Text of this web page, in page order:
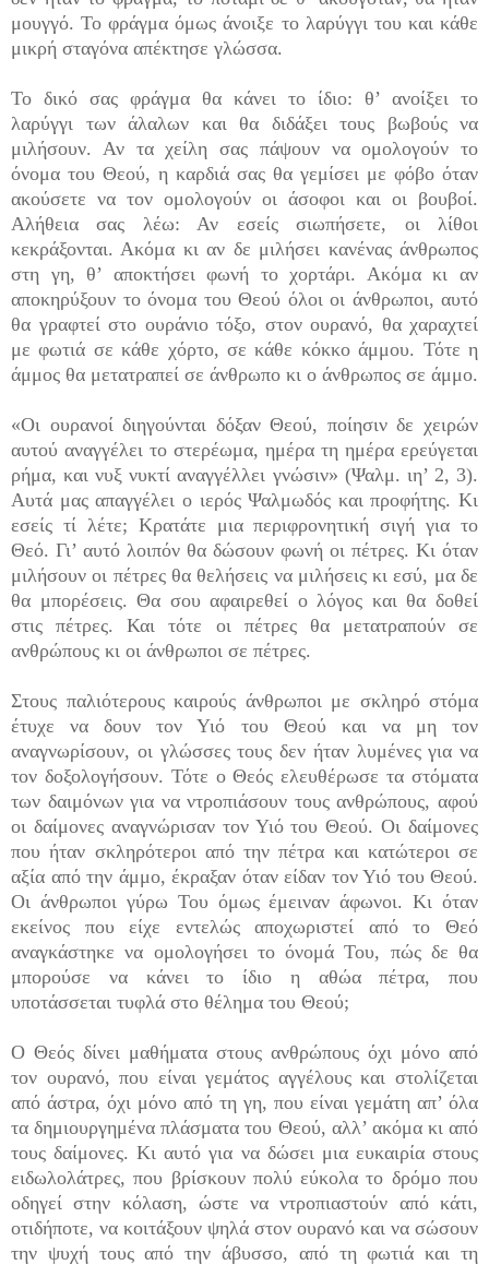
μουγγό. Το φράγμα όμως άνοιξε το λαρύγγι του και κάθε
μικρή σταγόνα απέκτησε γλώσσα.
Το δικό σας φράγμα θα κάνει το ίδιο: θ’ ανοίξει το
λαρύγγι των άλαλων και θα διδάξει τους βωβούς να
μιλήσουν. Αν τα χείλη σας πάψουν να ομολογούν το
όνομα του Θεού, η καρδιά σας θα γεμίσει με φόβο όταν
ακούσετε να τον ομολογούν οι άσοφοι και οι βουβοί.
Αλήθεια σας λέω: Αν εσείς σιωπήσετε, οι λίθοι
κεκράξονται. Ακόμα κι αν δε μιλήσει κανένας άνθρω­πος
στη γη, θ’ αποκτήσει φωνή το χορτάρι. Ακόμα κι αν
αποκηρύξουν το όνομα του Θεού όλοι οι άνθρωποι, αυτό
θα γραφτεί στο ουράνιο τόξο, στον ουρανό, θα χαραχτεί
με φωτιά σε κάθε χόρτο, σε κάθε κόκκο άμμου. Τότε η
άμμος θα μετατραπεί σε άνθρωπο κι ο άνθρωπος σε άμμο.
«Οι ουρανοί διηγούνται δόξαν Θεού, ποίησιν δε χειρών
αυτού αναγγέλει το στερέωμα, ημέρα τη ημέρα ερεύγεται
ρήμα, και νυξ νυκτί αναγγέλλει γνώσιν» (Ψαλμ. ιη’ 2, 3).
Αυτά μας απαγγέλει ο ιερός Ψαλμωδός και προφήτης. Κι
εσείς τί λέτε; Κρατάτε μια περιφρονητική σιγή για το
Θεό. Γι’ αυτό λοιπόν θα δώσουν φωνή οι πέτρες. Κι όταν
μιλήσουν οι πέτρες θα θελήσεις να μιλήσεις κι εσύ, μα δε
θα μπορέσεις. Θα σου αφαιρεθεί ο λόγος και θα δοθεί
στις πέτρες. Και τότε οι πέτρες θα μετατραπούν σε
ανθρώπους κι οι άνθρωποι σε πέτρες.
Στους παλιότερους καιρούς άνθρωποι με σκληρό στόμα
έτυχε να δουν τον Υιό του Θεού και να μη τον
αναγνωρίσουν, οι γλώσσες τους δεν ήταν λυμένες για να
τον δοξολογήσουν. Τότε ο Θεός ελευθέρωσε τα στόματα
των δαιμόνων για να ντροπιάσουν τους ανθρώπους, αφού
οι δαίμονες αναγνώρισαν τον Υιό του Θεού. Οι δαίμονες
που ήταν σκληρότεροι από την πέτρα και κατώτεροι σε
αξία από την άμμο, έκραξαν όταν είδαν τον Υιό του Θεού.
Οι άνθρωποι γύρω Του όμως έμειναν άφωνοι. Κι όταν
εκείνος που είχε εντελώς αποχωριστεί από το Θεό
αναγκάστηκε να ομολογήσει το όνομά Του, πώς δε θα
μπορούσε να κάνει το ίδιο η αθώα πέτρα, που
υποτάσσεται τυφλά στο θέλημα του Θεού;
Ο Θεός δίνει μαθήματα στους ανθρώπους όχι μόνο από
τον ουρανό, που είναι γεμάτος αγγέλους και στο­λίζεται
από άστρα, όχι μόνο από τη γη, που είναι γε­μάτη απ’ όλα
τα δημιουργημένα πλάσματα του Θεού, αλλ’ ακόμα κι από
τους δαίμονες. Κι αυτό για να δώσει μια ευκαιρία στους
ειδωλολάτρες, που βρίσκουν πολύ εύκολα το δρόμο που
οδηγεί στην κόλαση, ώστε να ντροπιαστούν από κάτι,
οτιδήποτε, να κοιτάξουν ψηλά στον ουρανό και να σώσουν
την ψυχή τους από την άβυσσο, από τη φωτιά και τη